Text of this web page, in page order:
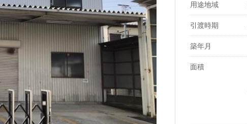
用途地域
引渡時期
築年月
面積